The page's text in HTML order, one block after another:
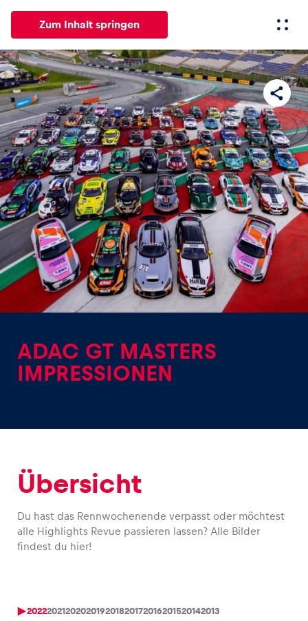
Zum Inhalt springen
Alle News Events Erlebnisse Seiten
News
Alle anzeigen
Events
Alle anzeigen
Alle anzeigen
Seiten
ADAC GT MASTERS
IMPRESSIONEN
Übersicht
Du hast das Rennwochenende verpasst oder möchtest
alle Highlights Revue passieren lassen? Alle Bilder
findest du hier!
2022202120202019201820172016201520142013